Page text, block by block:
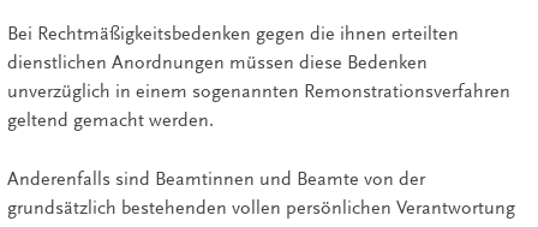
Bei Rechtmäßigkeitsbedenken gegen die ihnen erteilten
dienstlichen Anordnungen müssen diese Bedenken
unverzüglich in einem sogenannten Remonstrationsverfahren
geltend gemacht werden.
Anderenfalls sind Beamtinnen und Beamte von der
grundsätzlich bestehenden vollen persönlichen Verantwortung